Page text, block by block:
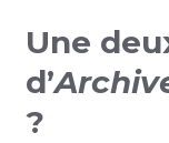
Une
d’
?